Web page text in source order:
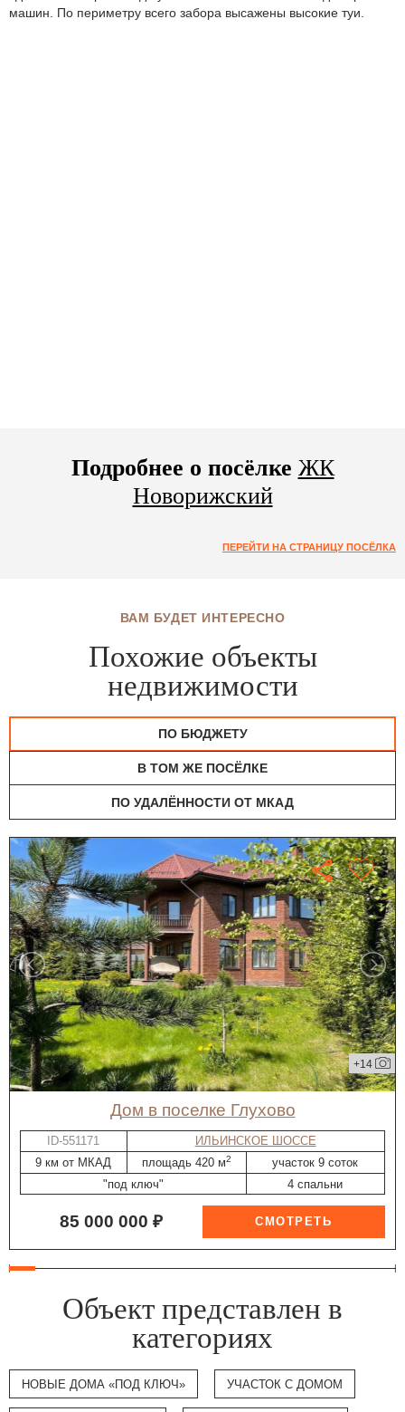
машин. По периметру всего забора высажены высокие туи.
Подробнее о посёлке ЖК
Новорижский
ПЕРЕЙТИ НА СТРАНИЦУ ПОСЁЛКА
ВАМ БУДЕТ ИНТЕРЕСНО
Похожие объекты
недвижимости
ПО БЮДЖЕТУ
В ТОМ ЖЕ ПОСЁЛКЕ
ПО УДАЛЁННОСТИ ОТ МКАД
+14
дом в поселке Глухово
ID-551171
ИЛЬИНСКОЕ ШОССЕ
9 км от МКАД
площадь 420 м2
участок 9 соток
"под ключ"
4 спальни
85 000 000 ₽
Объект представлен в
категориях
НОВЫЕ ДОМА «ПОД КЛЮЧ» УЧАСТОК С ДОМОМ